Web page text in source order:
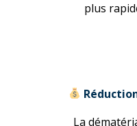
plus
La